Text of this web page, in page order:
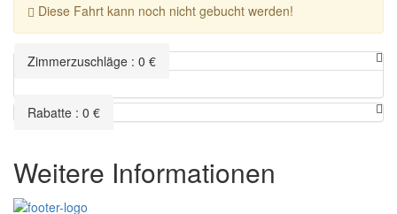
Diese Fahrt kann noch nicht gebucht werden!
Zimmerzuschläge : 0 €
Rabatte : 0 €
Weitere Informationen